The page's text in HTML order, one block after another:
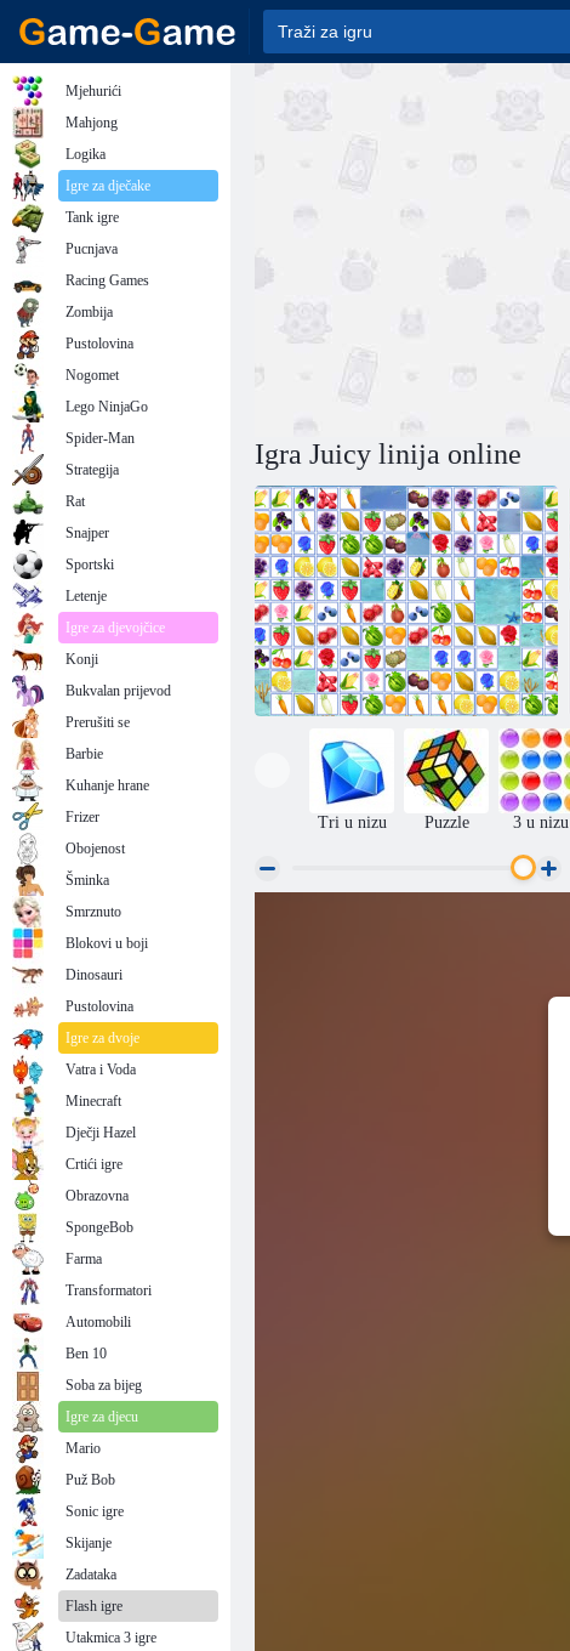
Igra Juicy linija online
Tri u nizu Puzzle 3 u nizu
Mjehurići
Mahjong
Logika
Igre za dječake
Tank igre
Pucnjava
Racing Games
Zombija
Pustolovina
Nogomet
Lego NinjaGo
Spider-Man
Strategija
Rat
Snajper
Sportski
Letenje
Igre za djevojčice
Konji
Bukvalan prijevod
Prerušiti se
Barbie
Kuhanje hrane
Frizer
Obojenost
Šminka
Smrznuto
Blokovi u boji
Dinosauri
Pustolovina
Igre za dvoje
Vatra i Voda
Minecraft
Dječji Hazel
Crtići igre
Obrazovna
SpongeBob
Farma
Transformatori
Automobili
Ben 10
Soba za bijeg
Igre za djecu
Mario
Puž Bob
Sonic igre
Skijanje
Zadataka
Flash igre
Utakmica 3 igre